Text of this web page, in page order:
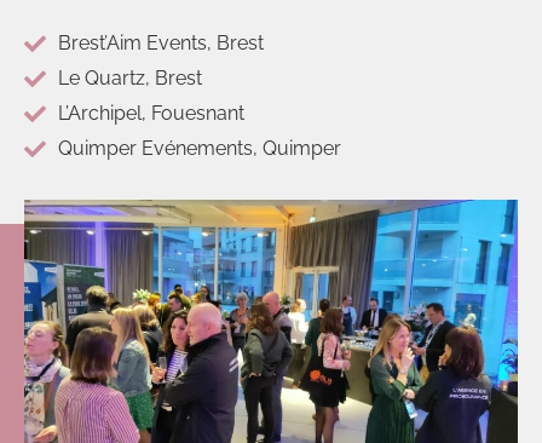
Brest’Aim Events, Brest
Le Quartz, Brest
L’Archipel, Fouesnant
Quimper Evénements, Quimper